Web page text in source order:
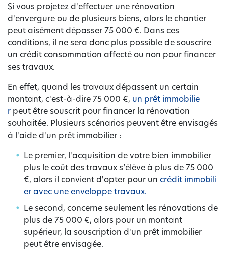
Si vous projetez d'effectuer une rénovation
d'envergure ou de plusieurs biens, alors le chantier
peut aisément dépasser 75 000 €. Dans ces
conditions, il ne sera donc plus possible de souscrire
un crédit consommation affecté ou non pour financer
ses travaux.
En effet, quand les travaux dépassent un certain
montant, c'est-à-dire 75 000 €, un prêt immobilie
r peut être souscrit pour financer la rénovation
souhaitée. Plusieurs scénarios peuvent être envisagés
à l'aide d'un prêt immobilier :
Le premier, l'acquisition de votre bien immobilier
plus le coût des travaux s’élève à plus de 75 000
€, alors il convient d'opter pour un crédit immobili
er avec une enveloppe travaux.
Le second, concerne seulement les rénovations de
plus de 75 000 €, alors pour un montant
supérieur, la souscription d'un prêt immobilier
peut être envisagée.